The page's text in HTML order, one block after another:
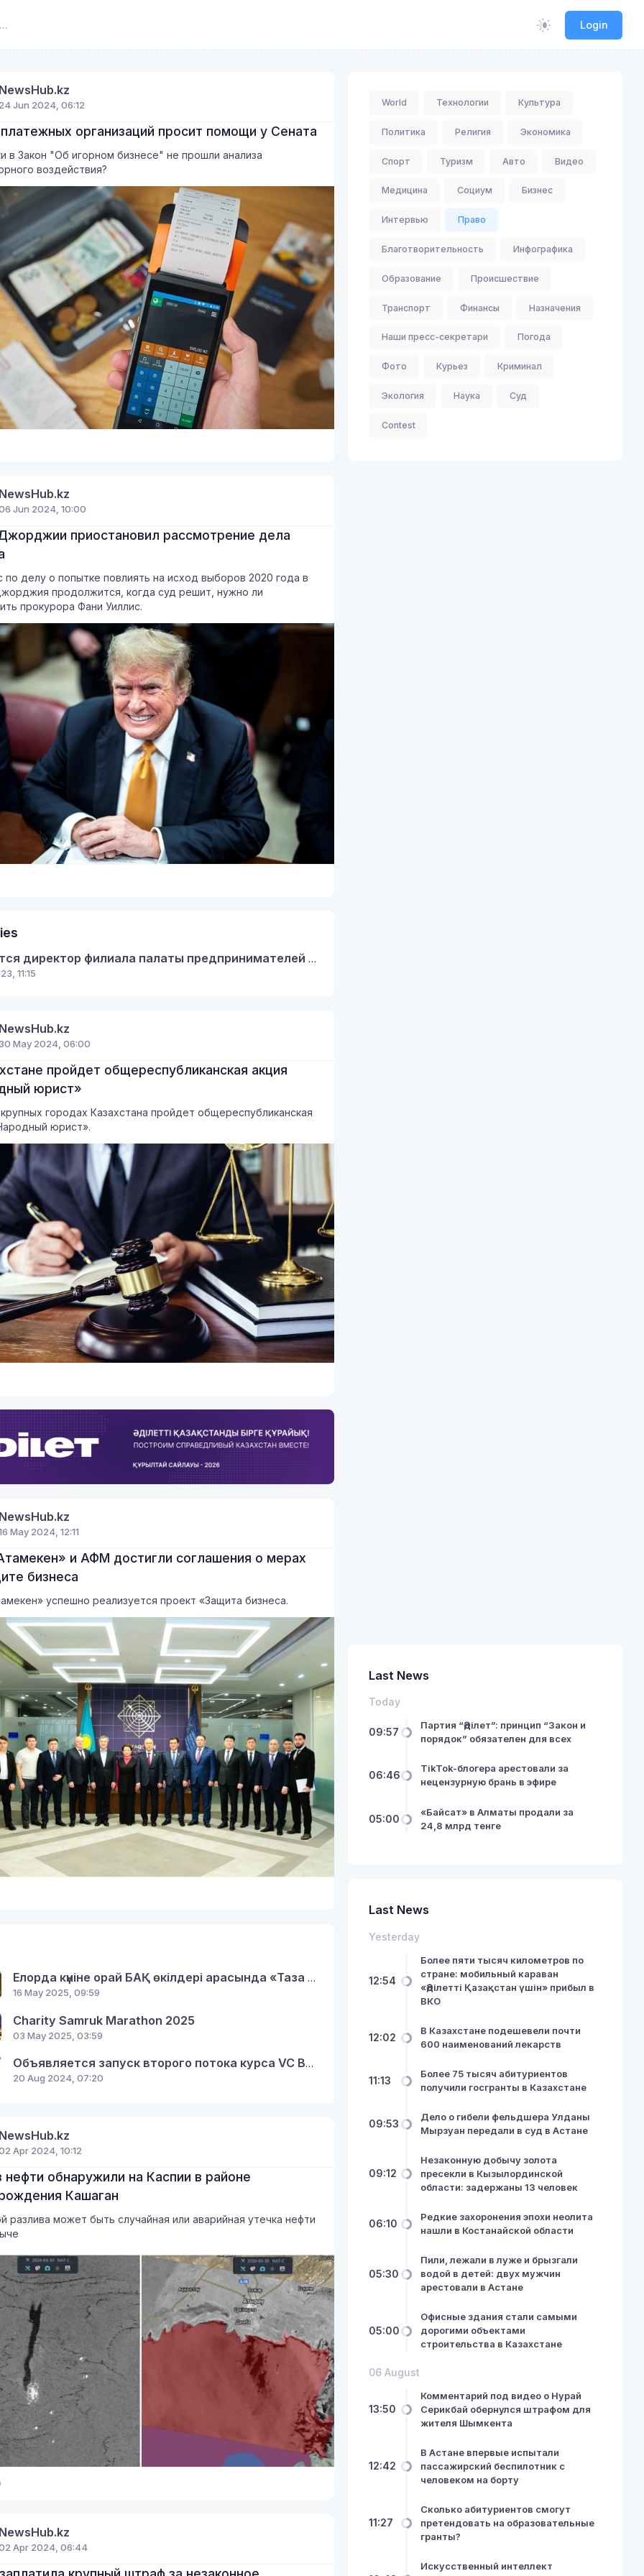
Login
Jun 2024, 06:12
организаций просит помощи у Сената
в Закон "Об игорном бизнесе" не прошли анализа
воздействия?
Jun 2024, 10:00
приостановил рассмотрение дела
по делу о попытке повлиять на исход выборов 2020 года в
продолжится, когда суд решит, нужно ли
прокурора Фани Уиллис.
Требуется директор филиала палаты предпринимателей Кербулакского района
11:15
May 2024, 06:00
пройдет общереспубликанская акция
юрист»
городах Казахстана пройдет общереспубликанская
юрист».
May 2024, 12:11
и АФМ достигли соглашения о мерах
бизнеса
успешно реализуется проект «Защита бизнеса.
Елорда күніне орай БАҚ өкілдері арасында «Таза Қазақстан-Таза Астана» байқау жарияланды
16 May 2025, 09:59
Charity Samruk Marathon 2025
03 May 2025, 03:59
Объявляется запуск второго потока курса VC Bootcamp по венчурным инвестициям от экспертов Кремниевой Долины
20 Aug 2024, 07:20
Apr 2024, 10:12
нефти обнаружили на Каспии в районе
Кашаган
разлива может быть случайная или аварийная утечка нефти
Apr 2024, 06:44
World Технологии Культура
Политика Религия Экономика
Спорт Туризм Авто Видео
Медицина Социум Бизнес
Интервью Право
Благотворительность Инфографика
Образование Происшествие
Транспорт Финансы Назначения
Наши пресс-секретари Погода
Фото Курьез Криминал
Экология Наука Суд
Contest
Last News
Today
09:57
Партия “Әділет”: принцип “Закон и
порядок” обязателен для всех
06:46
TikTok-блогера арестовали за
нецензурную брань в эфире
05:00
«Байсат» в Алматы продали за
24,8 млрд тенге
Last News
Yesterday
12:54
Более пяти тысяч километров по
стране: мобильный караван
«Әділетті Қазақстан үшін» прибыл в
ВКО
12:02
В Казахстане подешевели почти
600 наименований лекарств
11:13
Более 75 тысяч абитуриентов
получили госгранты в Казахстане
09:53
Дело о гибели фельдшера Улданы
Мырзуан передали в суд в Астане
09:12
Незаконную добычу золота
пресекли в Кызылординской
области: задержаны 13 человек
06:10
Редкие захоронения эпохи неолита
нашли в Костанайской области
05:30
Пили, лежали в луже и брызгали
водой в детей: двух мужчин
арестовали в Астане
05:00
Офисные здания стали самыми
дорогими объектами
строительства в Казахстане
06 August
13:50
Комментарий под видео о Нурай
Серикбай обернулся штрафом для
жителя Шымкента
12:42
В Астане впервые испытали
пассажирский беспилотник с
человеком на борту
11:27
Сколько абитуриентов смогут
претендовать на образовательные
гранты?
Искусственный интеллект